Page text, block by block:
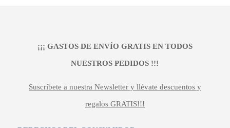
¡¡¡ GASTOS DE ENVÍO GRATIS EN TODOS
NUESTROS PEDIDOS !!!
Suscríbete a nuestra Newsletter y llévate descuentos y
regalos GRATIS!!!